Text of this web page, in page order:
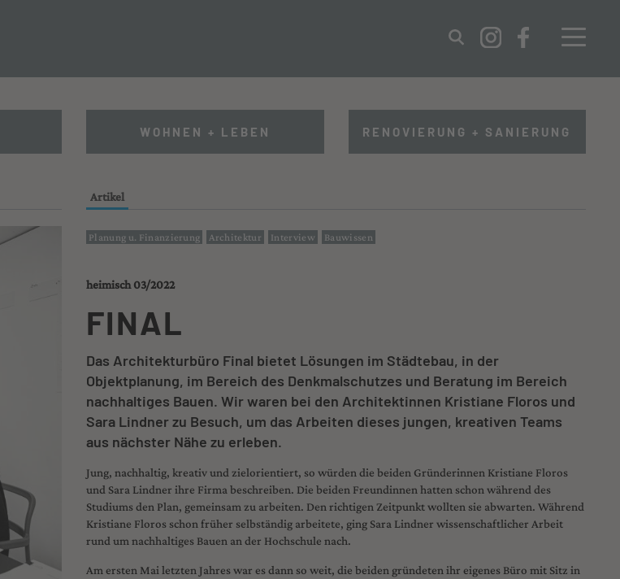
DATENSCHUTZ
WOHNEN + LEBEN RENOVIERUNG + SANIERUNG
Artikel
Planung u. Finanzierung Architektur Interview Bauwissen
heimisch 03/2022
FINAL
Das Architekturbüro Final bietet Lösungen im Städtebau, in der
Objektplanung, im Bereich des Denkmalschutzes und Beratung im Bereich
nachhaltiges Bauen. Wir waren bei den Architektinnen Kristiane Floros und
Sara Lindner zu Besuch, um das Arbeiten dieses jungen, kreativen Teams
aus nächster Nähe zu erleben.
Jung, nachhaltig, kreativ und zielorientiert, so würden die beiden Gründerinnen Kristiane Floros
und Sara Lindner ihre Firma beschreiben. Die beiden Freundinnen hatten schon während des
Studiums den Plan, gemeinsam zu arbeiten. Den richtigen Zeitpunkt wollten sie abwarten. Während
Kristiane Floros schon früher selbständig arbeitete, ging Sara Lindner wissenschaftlicher Arbeit
rund um nachhaltiges Bauen an der Hochschule nach.
Am ersten Mai letzten Jahres war es dann so weit, die beiden gründeten ihr eigenes Büro mit Sitz in